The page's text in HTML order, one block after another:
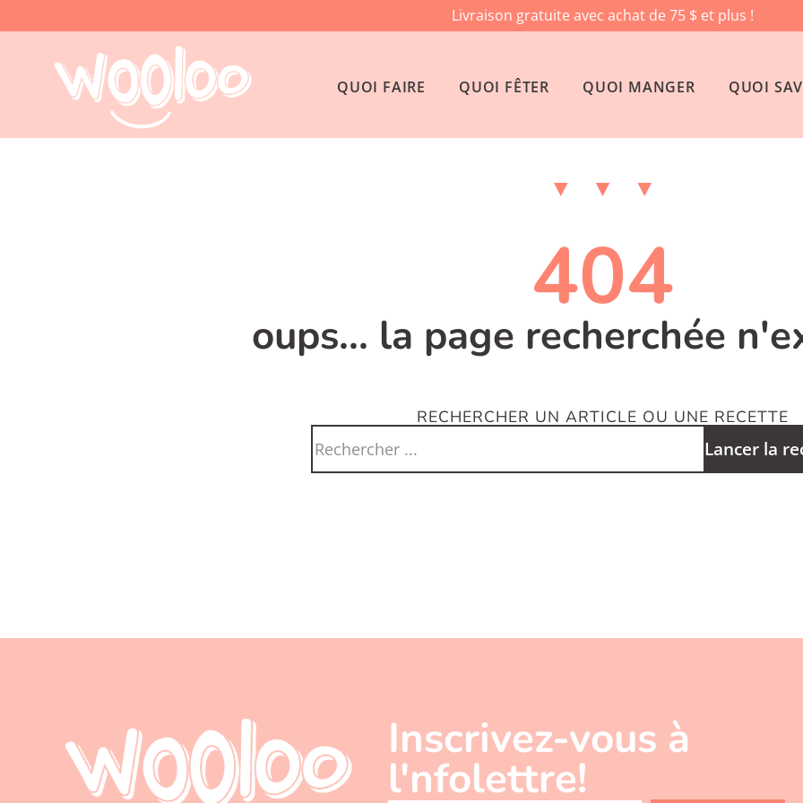
Livraison gratuite avec achat de 75 $ et plus !
QUOI FAIRE QUOI FÊTER QUOI MANGER QUOI
404
oups... la page recherchée
RECHERCHER UN ARTICLE OU UNE RECETTE
Lancer la
Inscrivez-vous à
l'nfolettre!